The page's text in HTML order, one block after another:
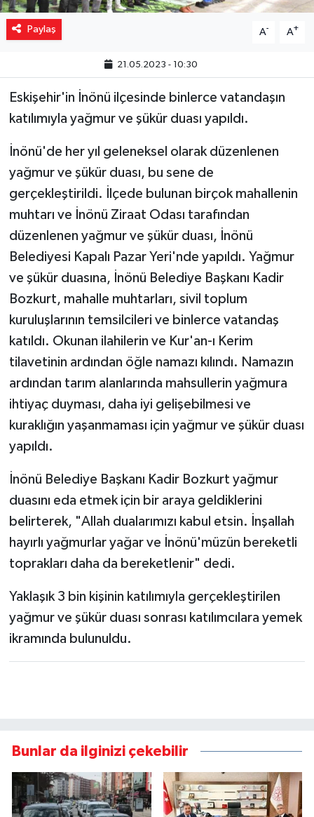
Paylaş A- A+
21.05.2023 - 10:30
Eskişehir'in İnönü ilçesinde binlerce vatandaşın
katılımıyla yağmur ve şükür duası yapıldı.
İnönü'de her yıl geleneksel olarak düzenlenen
yağmur ve şükür duası, bu sene de
gerçekleştirildi. İlçede bulunan birçok mahallenin
muhtarı ve İnönü Ziraat Odası tarafından
düzenlenen yağmur ve şükür duası, İnönü
Belediyesi Kapalı Pazar Yeri'nde yapıldı. Yağmur
ve şükür duasına, İnönü Belediye Başkanı Kadir
Bozkurt, mahalle muhtarları, sivil toplum
kuruluşlarının temsilcileri ve binlerce vatandaş
katıldı. Okunan ilahilerin ve Kur'an-ı Kerim
tilavetinin ardından öğle namazı kılındı. Namazın
ardından tarım alanlarında mahsullerin yağmura
ihtiyaç duyması, daha iyi gelişebilmesi ve
kuraklığın yaşanmaması için yağmur ve şükür duası
yapıldı.
İnönü Belediye Başkanı Kadir Bozkurt yağmur
duasını eda etmek için bir araya geldiklerini
belirterek, "Allah dualarımızı kabul etsin. İnşallah
hayırlı yağmurlar yağar ve İnönü'müzün bereketli
toprakları daha da bereketlenir" dedi.
Yaklaşık 3 bin kişinin katılımıyla gerçekleştirilen
yağmur ve şükür duası sonrası katılımcılara yemek
ikramında bulunuldu.
Bunlar da ilginizi çekebilir